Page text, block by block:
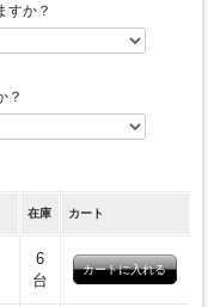
ルムアルデヒドなどの放散量
慮しています。
すか？
？
在庫 カート
6
台